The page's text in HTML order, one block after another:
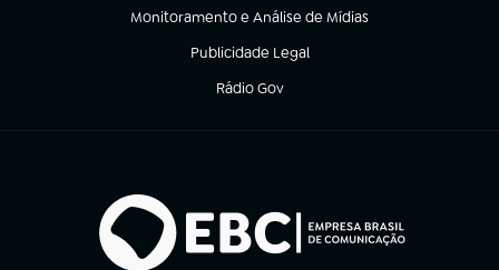
Monitoramento e Análise de Mídias
(abre em nova aba)
Publicidade Legal
(abre em nova aba)
Rádio Gov
(abre em nova aba)